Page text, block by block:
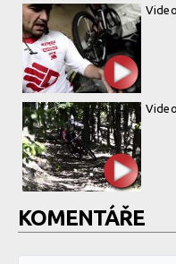
KOMENTÁŘE